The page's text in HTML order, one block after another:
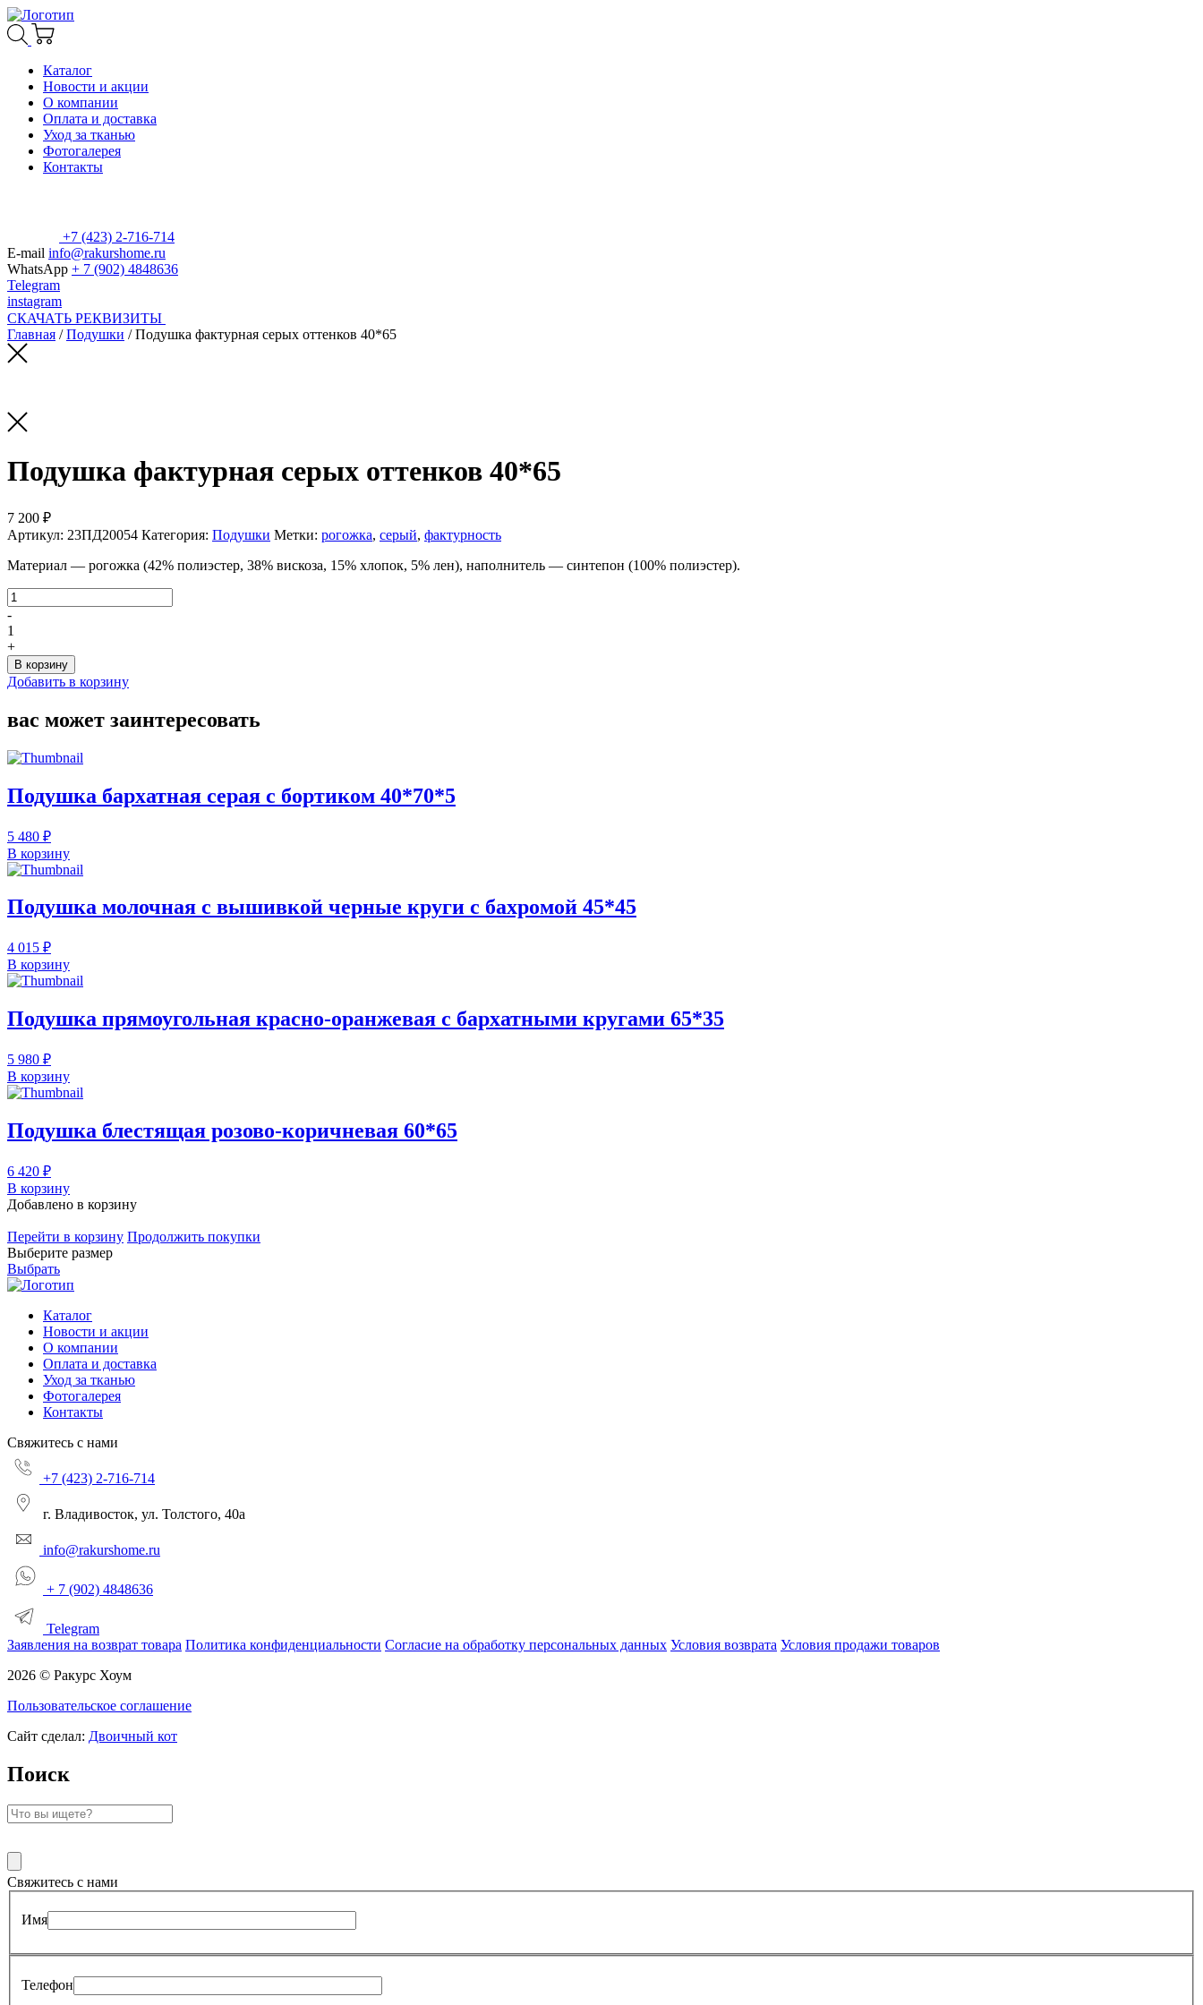
Каталог
Новости и акции
О компании
Оплата и доставка
Уход за тканью
Фотогалерея
Контакты
+7 (423) 2-716-714
E-mail info@rakurshome.ru
WhatsApp + 7 (902) 4848636
Telegram
instagram
СКАЧАТЬ РЕКВИЗИТЫ
Главная /Подушки / Подушка фактурная серых оттенков 40*65
Подушка фактурная серых оттенков 40*65
7 200 ₽
Артикул: 23ПД20054 Категория: Подушки Метки: рогожка, серый, фактурность
Материал — рогожка (42% полиэстер, 38% вискоза, 15% хлопок, 5% лен), наполнитель — синтепон (100% полиэстер).
Количество
товара
Подушка
фактурная
серых
оттенков
40*65
-
1
+
В корзину
Добавить в корзину
вас может заинтересовать
Подушка бархатная серая с бортиком 40*70*5
5 480 ₽
В корзину
Подушка молочная с вышивкой черные круги с бахромой 45*45
4 015 ₽
В корзину
Подушка прямоугольная красно-оранжевая c бархатными кругами 65*35
5 980 ₽
В корзину
Подушка блестящая розово-коричневая 60*65
6 420 ₽
В корзину
Добавлено в корзину
Перейти в корзину Продолжить покупки
Выберите размер
Выбрать
Каталог
Новости и акции
О компании
Оплата и доставка
Уход за тканью
Фотогалерея
Контакты
Свяжитесь с нами
+7 (423) 2-716-714
г. Владивосток, ул. Толстого, 40а
info@rakurshome.ru
+ 7 (902) 4848636
Telegram
Заявления на возврат товара Политика конфиденциальности Согласие на обработку персональных данных Условия возврата Условия продажи товаров
2026 © Ракурс Хоум
Пользовательское соглашение
Сайт сделал: Двоичный кот
Поиск
Свяжитесь с нами
Имя
Телефон